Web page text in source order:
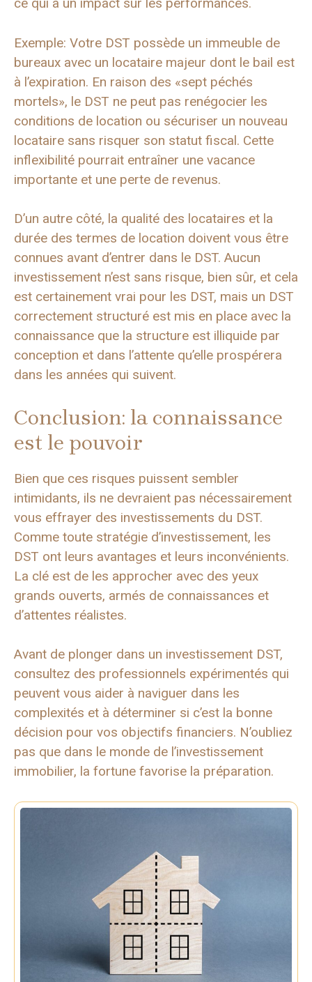
ce qui a un impact sur les performances.
Exemple: Votre DST possède un immeuble de
bureaux avec un locataire majeur dont le bail est
à l’expiration. En raison des «sept péchés
mortels», le DST ne peut pas renégocier les
conditions de location ou sécuriser un nouveau
locataire sans risquer son statut fiscal. Cette
inflexibilité pourrait entraîner une vacance
importante et une perte de revenus.
D’un autre côté, la qualité des locataires et la
durée des termes de location doivent vous être
connues avant d’entrer dans le DST. Aucun
investissement n’est sans risque, bien sûr, et cela
est certainement vrai pour les DST, mais un DST
correctement structuré est mis en place avec la
connaissance que la structure est illiquide par
conception et dans l’attente qu’elle prospérera
dans les années qui suivent.
Conclusion: la connaissance
est le pouvoir
Bien que ces risques puissent sembler
intimidants, ils ne devraient pas nécessairement
vous effrayer des investissements du DST.
Comme toute stratégie d’investissement, les
DST ont leurs avantages et leurs inconvénients.
La clé est de les approcher avec des yeux
grands ouverts, armés de connaissances et
d’attentes réalistes.
Avant de plonger dans un investissement DST,
consultez des professionnels expérimentés qui
peuvent vous aider à naviguer dans les
complexités et à déterminer si c’est la bonne
décision pour vos objectifs financiers. N’oubliez
pas que dans le monde de l’investissement
immobilier, la fortune favorise la préparation.